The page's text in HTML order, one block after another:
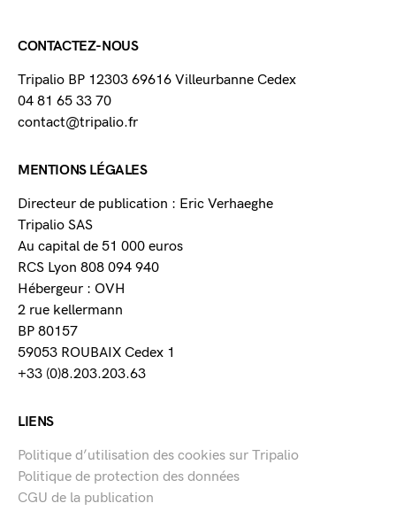
CONTACTEZ-NOUS
Tripalio BP 12303 69616 Villeurbanne Cedex
04 81 65 33 70
contact@tripalio.fr
MENTIONS LÉGALES
Directeur de publication : Eric Verhaeghe
Tripalio SAS
Au capital de 51 000 euros
RCS Lyon 808 094 940
Hébergeur : OVH
2 rue kellermann
BP 80157
59053 ROUBAIX Cedex 1
+33 (0)8.203.203.63
LIENS
Politique d’utilisation des cookies sur Tripalio
Politique de protection des données
CGU de la publication